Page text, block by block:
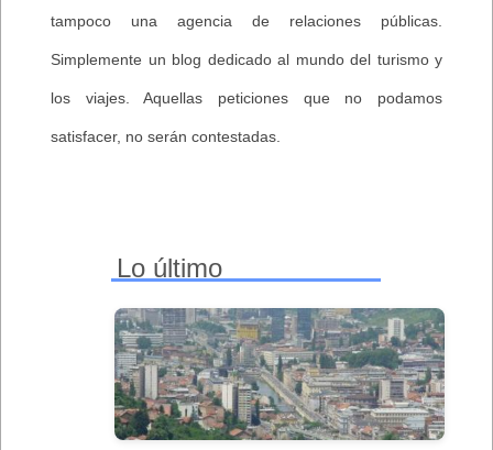
tampoco una agencia de relaciones públicas.
Simplemente un blog dedicado al mundo del turismo y
los viajes. Aquellas peticiones que no podamos
satisfacer, no serán contestadas.
Lo último